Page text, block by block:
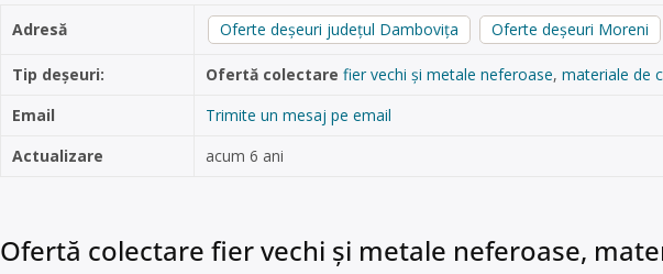
Adresă Oferte deșeuri județul Dambovița Oferte deșeuri Moreni
Tip deșeuri: Ofertă colectare fier vechi și metale neferoase, materiale de
Email
Trimite un mesaj pe email
Actualizare
acum 6 ani
Ofertă colectare fier vechi și metale neferoase,